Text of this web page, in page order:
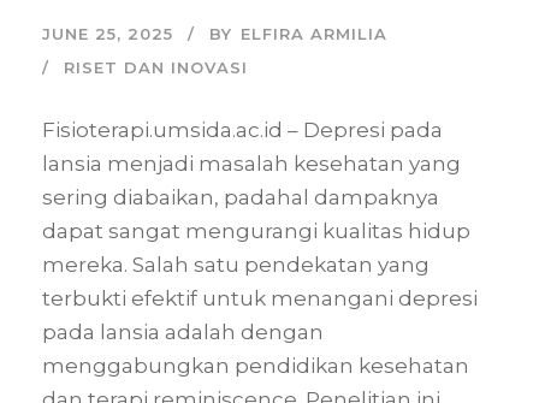
JUNE 25, 2025 BY ELFIRA ARMILIA
RISET DAN INOVASI
Fisioterapi.umsida.ac.id – Depresi pada
lansia menjadi masalah kesehatan yang
sering diabaikan, padahal dampaknya
dapat sangat mengurangi kualitas hidup
mereka. Salah satu pendekatan yang
terbukti efektif untuk menangani depresi
pada lansia adalah dengan
menggabungkan pendidikan kesehatan